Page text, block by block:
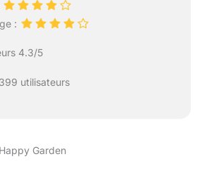
et les compartiments de
rangement inclus vous
ustensiles de cuisine à
offrant ainsi une
roues robustes et d'une
:
4.3/5
utilisateurs
Garden